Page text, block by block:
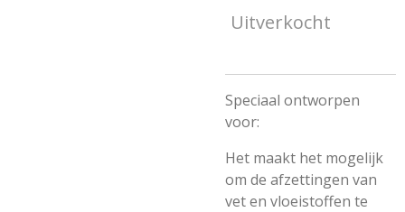
Uitverkocht
Speciaal ontworpen
voor:
Het maakt het mogelijk
om de afzettingen van
vet en vloeistoffen te